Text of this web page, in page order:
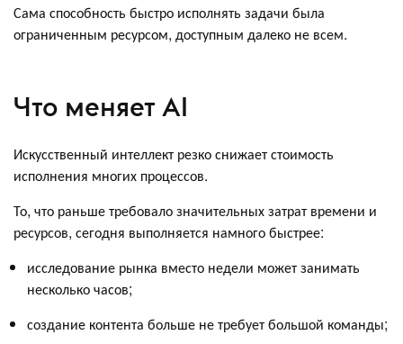
Сама способность быстро исполнять задачи была
ограниченным ресурсом, доступным далеко не всем.
Что меняет AI
Искусственный интеллект резко снижает стоимость
исполнения многих процессов.
То, что раньше требовало значительных затрат времени и
ресурсов, сегодня выполняется намного быстрее:
исследование рынка вместо недели может занимать
несколько часов;
создание контента больше не требует большой команды;